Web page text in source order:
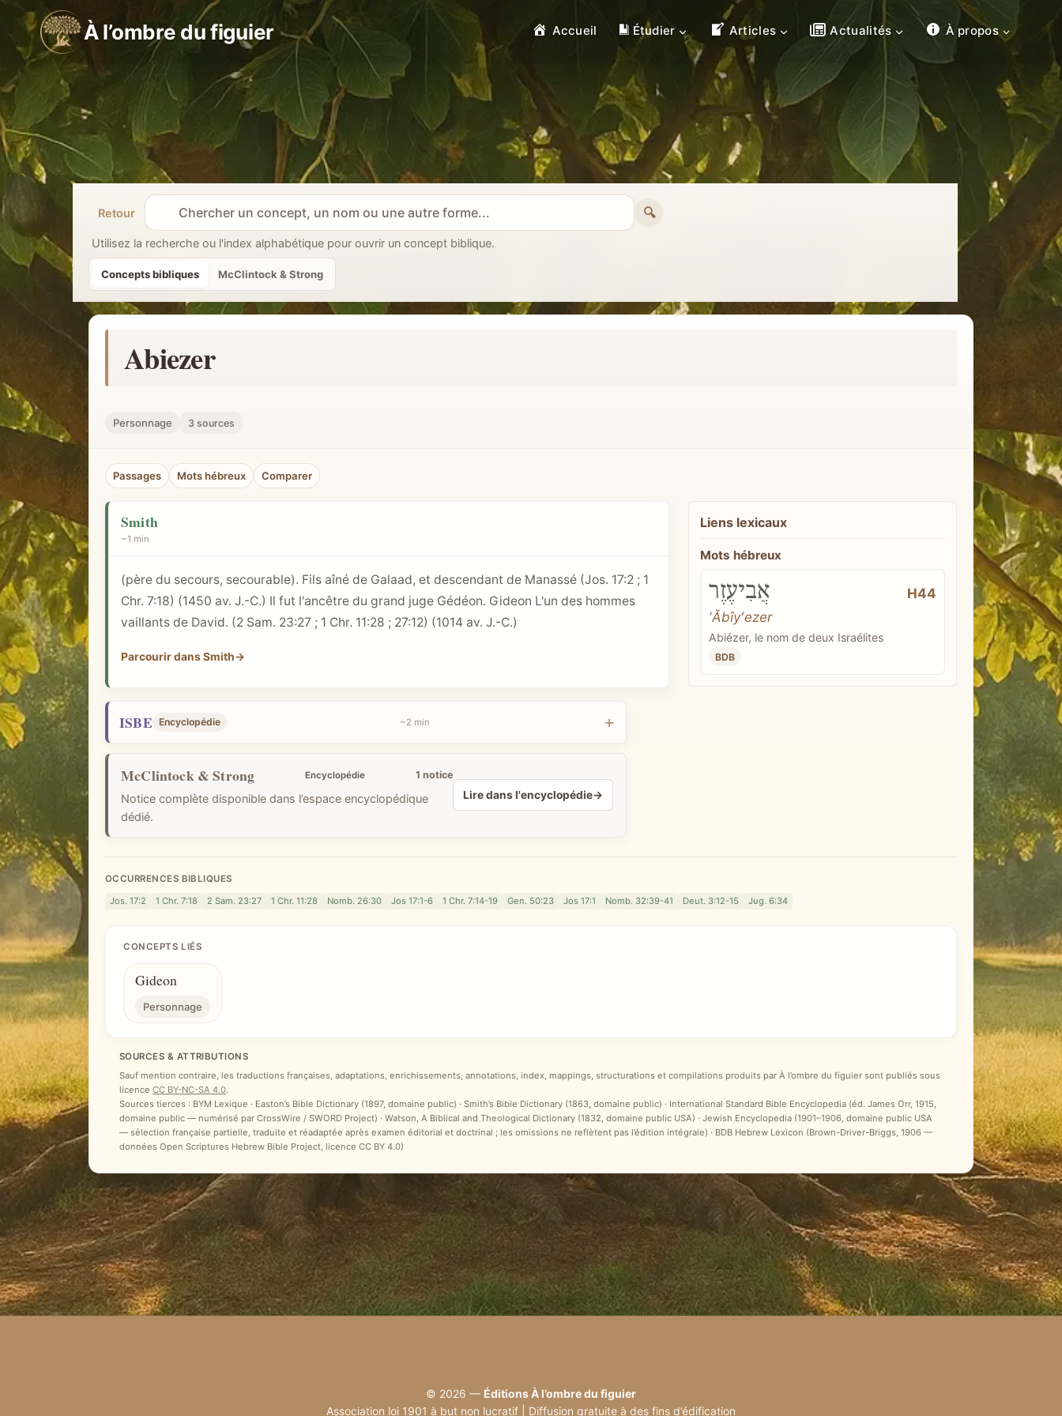
Aller
contenu
À l’ombre du figuier Accueil Étudier Articles Actualités À propos
Retour
R
e
e
c
h
c
n
c
p
t
b
e
🔍
Utilisez la recherche ou l'index alphabétique pour ouvrir un concept biblique.
Concepts bibliques McClintock & Strong
Abiezer
Personnage 3 sources
Passages Mots hébreux Comparer
Liens lexicaux
Mots hébreux
אֲבִיעֶזֶר
H44
ʼĂbîyʻezer
Abiézer, le nom de deux Israélites
BDB
Smith
~1 min
(père du secours, secourable). Fils aîné de Galaad, et descendant de Manassé (Jos. 17:2 ; 1
Chr. 7:18) (1450 av. J.-C.) Il fut l'ancêtre du grand juge Gédéon. Gideon L'un des hommes
vaillants de David. (2 Sam. 23:27 ; 1 Chr. 11:28 ; 27:12) (1014 av. J.-C.)
Parcourir dans Smith→
ISBE Encyclopédie ~2 min
McClintock & Strong Encyclopédie 1 notice
Notice complète disponible dans l’espace encyclopédique
dédié.
Lire dans l'encyclopédie→
OCCURRENCES BIBLIQUES
Jos. 17:2
1 Chr. 7:18 2 Sam. 23:27 1 Chr. 11:28 Nomb. 26:30 Jos 17:1-6 1 Chr. 7:14-19 Gen. 50:23 Jos 17:1 Nomb. 32:39-41 Deut. 3:12-15 Jug. 6:34
CONCEPTS LIÉS
Gideon
Personnage
SOURCES & ATTRIBUTIONS
Sauf mention contraire, les traductions françaises, adaptations, enrichissements, annotations, index, mappings, structurations et compilations produits par À l’ombre du figuier sont publiés sous
licence CC BY-NC-SA 4.0.
Sources tierces : BYM Lexique · Easton’s Bible Dictionary (1897, domaine public) · Smith’s Bible Dictionary (1863, domaine public) · International Standard Bible Encyclopedia (éd. James Orr, 1915,
domaine public — numérisé par CrossWire / SWORD Project) · Watson, A Biblical and Theological Dictionary (1832, domaine public USA) · Jewish Encyclopedia (1901–1906, domaine public USA
— sélection française partielle, traduite et réadaptée après examen éditorial et doctrinal ; les omissions ne reflètent pas l’édition intégrale) · BDB Hebrew Lexicon (Brown-Driver-Briggs, 1906 —
données Open Scriptures Hebrew Bible Project, licence CC BY 4.0)
© 2026 — Éditions À l’ombre du figuier
Association loi 1901 à but non lucratif | Diffusion gratuite à des fins d’édification